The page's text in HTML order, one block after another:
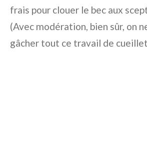
frais pour clouer le bec aux
(Avec modération, bien sûr, on
gâcher tout ce travail de